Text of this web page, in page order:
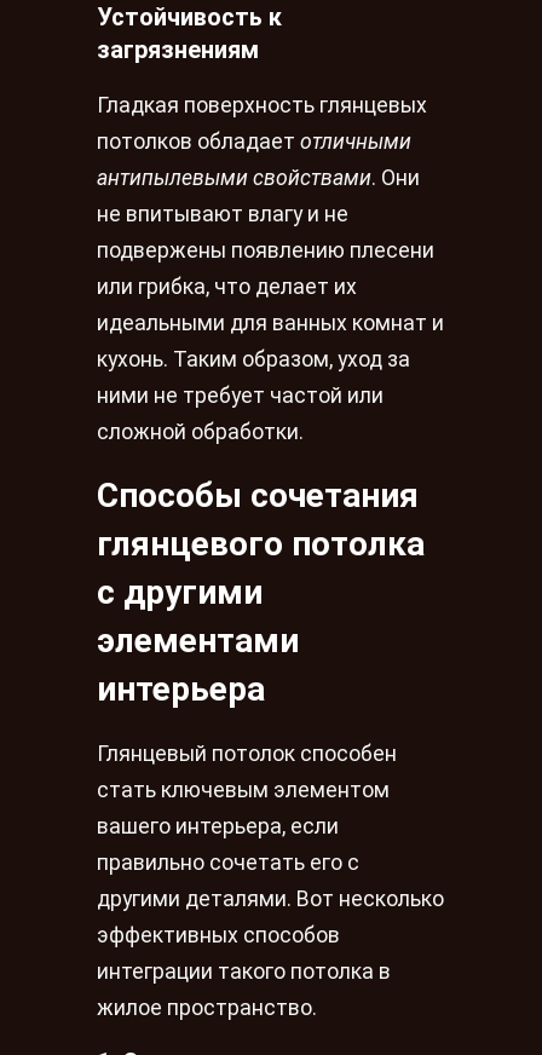
Устойчивость к
загрязнениям
Гладкая поверхность глянцевых
потолков обладает отличными
антипылевыми свойствами. Они
не впитывают влагу и не
подвержены появлению плесени
или грибка, что делает их
идеальными для ванных комнат и
кухонь. Таким образом, уход за
ними не требует частой или
сложной обработки.
Способы сочетания
глянцевого потолка
с другими
элементами
интерьера
Глянцевый потолок способен
стать ключевым элементом
вашего интерьера, если
правильно сочетать его с
другими деталями. Вот несколько
эффективных способов
интеграции такого потолка в
жилое пространство.